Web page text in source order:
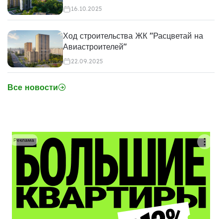
16.10.2025
Ход строительства ЖК "Расцветай на
Авиастроителей"
22.09.2025
Все новости
Реклама